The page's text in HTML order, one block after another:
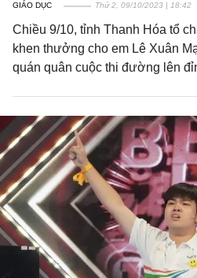
GIÁO DỤC Thứ 2, 09/10/2023 | 18:42
Chiều 9/10, tỉnh Thanh Hóa tổ
khen thưởng cho em Lê Xuân
quán quân cuộc thi đường lên